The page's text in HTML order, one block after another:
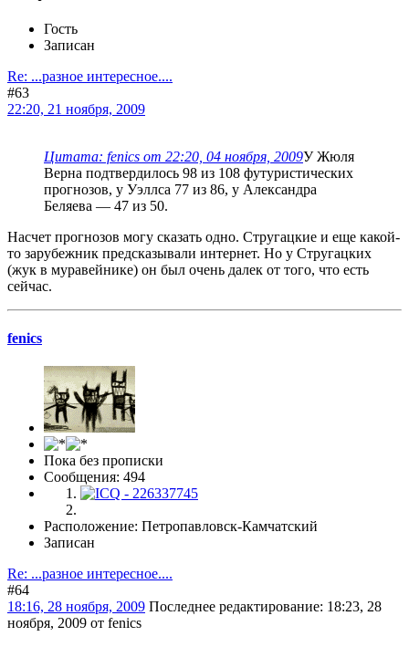
Гость
Записан
Re: ...разное интересное....
#63
22:20, 21 ноября, 2009
Цитата: fenics от 22:20, 04 ноября, 2009У Жюля
Верна подтвердилось 98 из 108 футуристических
прогнозов, у Уэллса 77 из 86, у Александра
Беляева — 47 из 50.
Насчет прогнозов могу сказать одно. Стругацкие и еще какой-
то зарубежник предсказывали интернет. Но у Стругацких
(жук в муравейнике) он был очень далек от того, что есть
сейчас.
fenics
Пока без прописки
Сообщения: 494
Расположение: Петропавловск-Камчатский
Записан
Re: ...разное интересное....
#64
18:16, 28 ноября, 2009 Последнее редактирование: 18:23, 28
ноября, 2009 от fenics